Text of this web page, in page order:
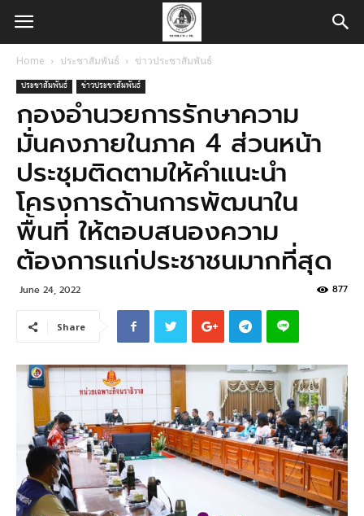
Home ประชาสัมพันธ์ ข่าวประชาสัมพันธ์
ประชาสัมพันธ์ ข่าวประชาสัมพันธ์
กองอำนวยการรักษาความ
มั่นคงภายในภาค 4 ส่วนหน้า
ประชุมติดตามให้คำแนะนำ
โครงการด้านการพัฒนาใน
พื้นที่ ให้ตอบสนองความ
ต้องการแก่ประชาชนมากที่สุด
June 24, 2022 877
Share